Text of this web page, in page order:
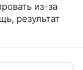
из-за
результат